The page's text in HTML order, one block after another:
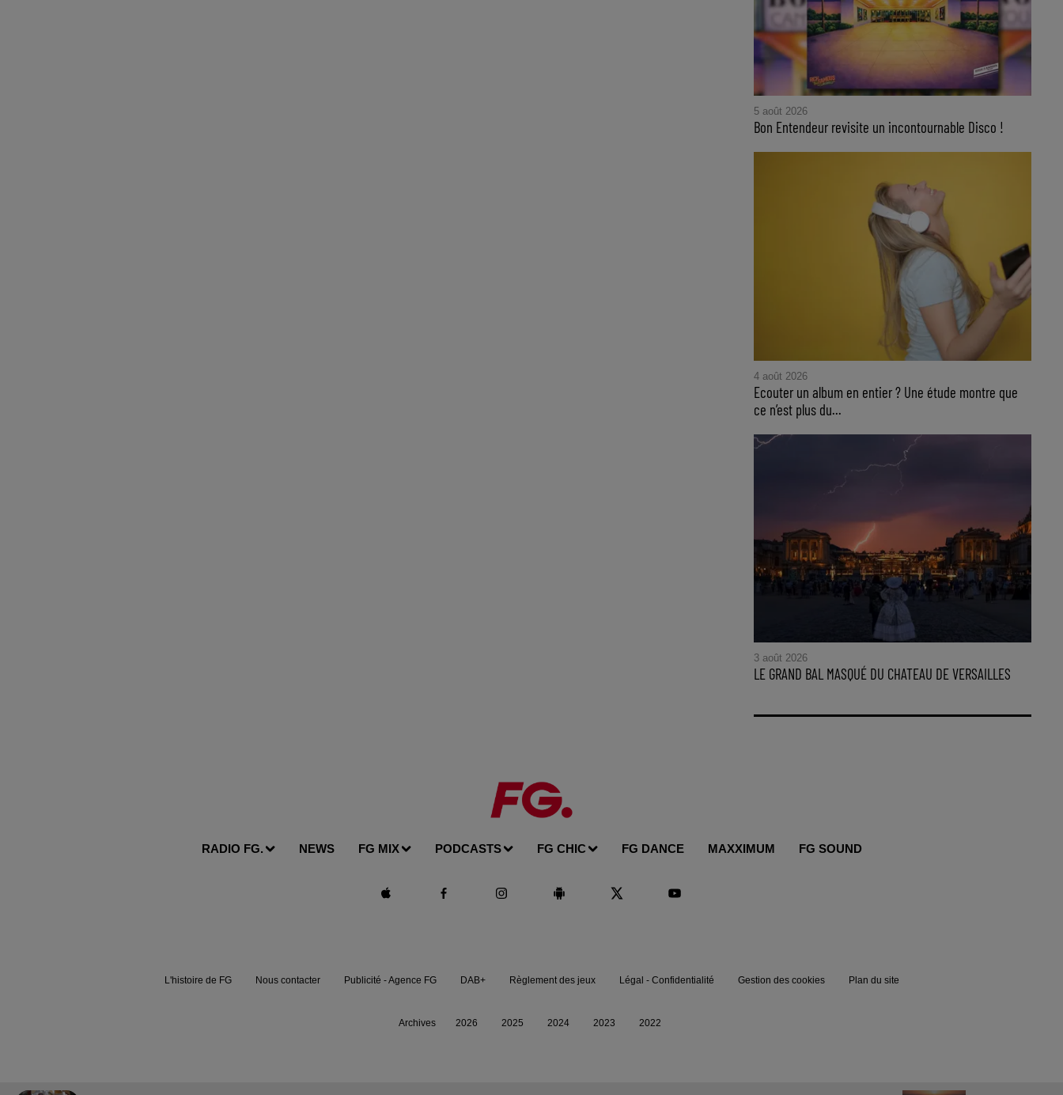
5 août 2026
Bon Entendeur revisite un incontournable Disco !
4 août 2026
Ecouter un album en entier ? Une étude montre que
ce n’est plus du...
3 août 2026
LE GRAND BAL MASQUÉ DU CHATEAU DE VERSAILLES
RADIO FG. NEWS FG MIX PODCASTS FG CHIC FG DANCE MAXXIMUM FG SOUND
L'histoire de FG Nous contacter Publicité - Agence FG DAB+ Règlement des jeux Légal - Confidentialité Gestion des cookies Plan du site
Archives 2026 2025 2024 2023 2022